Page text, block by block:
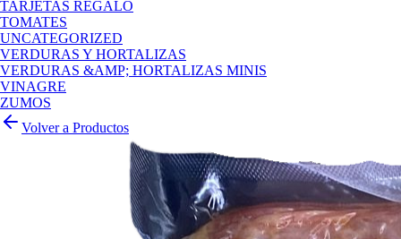
TARJETAS REGALO
TOMATES
UNCATEGORIZED
VERDURAS Y HORTALIZAS
VERDURAS &AMP; HORTALIZAS MINIS
VINAGRE
ZUMOS
Volver a Productos